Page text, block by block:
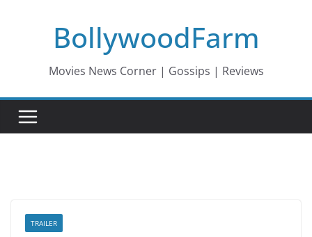
BollywoodFarm
Movies News Corner | Gossips | Reviews
TRAILER